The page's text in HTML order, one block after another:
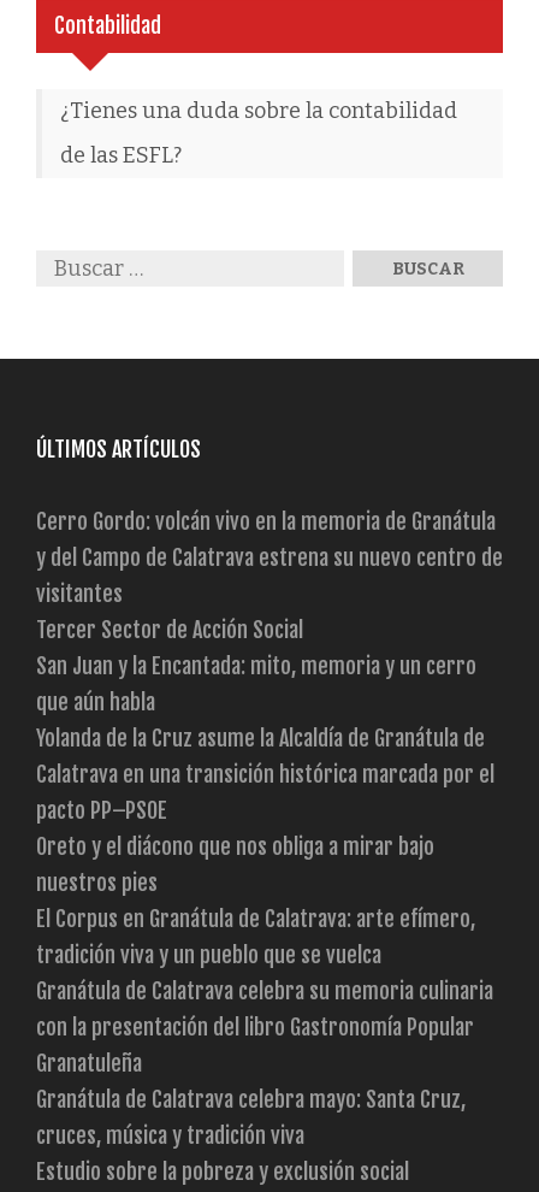
Contabilidad
¿Tienes una duda sobre la contabilidad
de las ESFL?
ÚLTIMOS ARTÍCULOS
Cerro Gordo: volcán vivo en la memoria de Granátula
y del Campo de Calatrava estrena su nuevo centro de
visitantes
Tercer Sector de Acción Social
San Juan y la Encantada: mito, memoria y un cerro
que aún habla
Yolanda de la Cruz asume la Alcaldía de Granátula de
Calatrava en una transición histórica marcada por el
pacto PP–PSOE
Oreto y el diácono que nos obliga a mirar bajo
nuestros pies
El Corpus en Granátula de Calatrava: arte efímero,
tradición viva y un pueblo que se vuelca
Granátula de Calatrava celebra su memoria culinaria
con la presentación del libro Gastronomía Popular
Granatuleña
Granátula de Calatrava celebra mayo: Santa Cruz,
cruces, música y tradición viva
Estudio sobre la pobreza y exclusión social